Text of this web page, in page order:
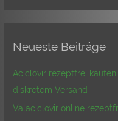
e
Neueste Beiträge
Aciclovir rezeptfrei
diskretem Versand
Valaciclovir online